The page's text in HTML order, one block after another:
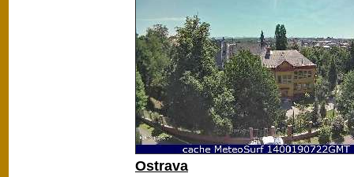
Ostrava